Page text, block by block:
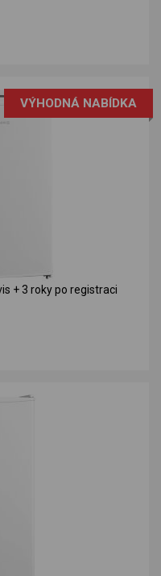
VÝHODNÁ NABÍDKA
+ 3 roky po registraci